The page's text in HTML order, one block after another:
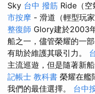
Sky 台中 撥筋 Ride（
市按摩 - 滑道（輕型玩
整復師 Glory建於2003
船之一，儘管榮耀的一
有助於維護其吸引力。
主流巡遊，但是隨著新
記帳士 教科書 榮耀在艦
我們的最佳選擇。 台中